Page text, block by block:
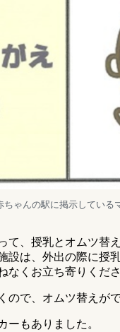
ちゃんの駅に掲示している
て、授乳とオムツ替
設は、外出の際に授
なくお立ち寄りくだ
ので、オムツ替えが
ーもありました。